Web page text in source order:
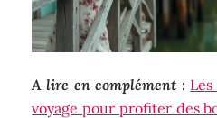
A lire en complément :
voyage pour profiter des